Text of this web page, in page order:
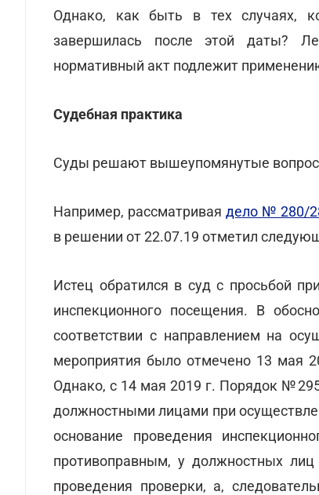
Однако, как быть в тех случаях,
завершилась после этой даты?
нормативный акт подлежит
Судебная практика
Суды решают вышеупомянутые
Например, рассматривая дело № 280/
в решении от 22.07.19 отметил
Истец обратился в суд с просьбой
инспекционного посещения. В
соответствии с направлением на
мероприятия было отмечено 13 мая
Однако, с 14 мая 2019 г. Порядок
должностными лицами при
основание проведения
противоправным, у должностных лиц
проведения проверки, а,